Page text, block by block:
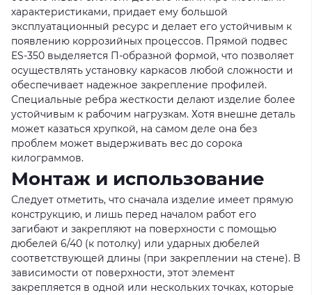
характеристиками, придает ему большой
эксплуатационный ресурс и делает его устойчивым к
появлению коррозийных процессов. Прямой подвес
ES-350 выделяется П-образной формой, что позволяет
осуществлять установку каркасов любой сложности и
обеспечивает надежное закрепление профилей.
Специальные ребра жесткости делают изделие более
устойчивым к рабочим нагрузкам. Хотя внешне деталь
может казаться хрупкой, на самом деле она без
проблем может выдерживать вес до сорока
килограммов.
Монтаж и использование
Следует отметить, что сначала изделие имеет прямую
конструкцию, и лишь перед началом работ его
загибают и закрепляют на поверхности с помощью
дюбелей 6/40 (к потолку) или ударных дюбелей
соответствующей длины (при закреплении на стене). В
зависимости от поверхности, этот элемент
закрепляется в одной или нескольких точках, которые